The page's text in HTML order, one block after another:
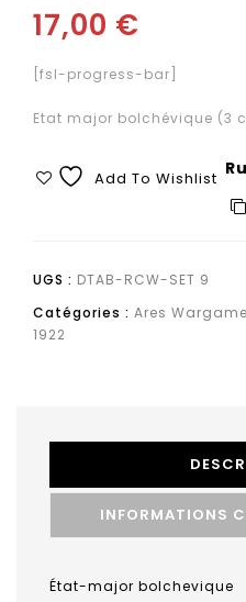
17,00 €
[fsl-progress-bar]
Etat major bolchévique (3
Add To Wishlist
UGS : DTAB-RCW-SET 9
Catégories : Ares
1922
INFORMATIONS
État-major bolchevique